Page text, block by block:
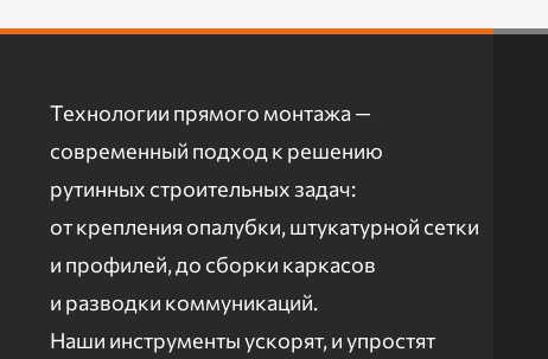
Технологии прямого монтажа —
современный подход к решению
рутинных строительных задач:
от крепления опалубки, штукатурной сетки
и профилей, до сборки каркасов
и разводки коммуникаций.
Наши инструменты ускорят, и упростят